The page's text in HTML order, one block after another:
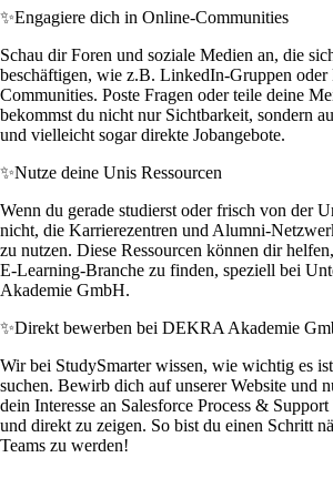
✨Engagiere dich in Online-Communities
Schau dir Foren und soziale Medien an, die
beschäftigen, wie z.B. LinkedIn-Gruppen oder
Communities. Poste Fragen oder teile deine
bekommst du nicht nur Sichtbarkeit, sondern
und vielleicht sogar direkte Jobangebote.
✨Nutze deine Unis Ressourcen
Wenn du gerade studierst oder frisch von der
nicht, die Karrierezentren und Alumni-
zu nutzen. Diese Ressourcen können dir
E-Learning-Branche zu finden, speziell bei
Akademie GmbH.
✨Direkt bewerben bei DEKRA Akademie
Wir bei StudySmarter wissen, wie wichtig es
suchen. Bewirb dich auf unserer Website und
dein Interesse an Salesforce Process &
und direkt zu zeigen. So bist du einen Schritt
Teams zu werden!